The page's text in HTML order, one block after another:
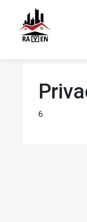
6